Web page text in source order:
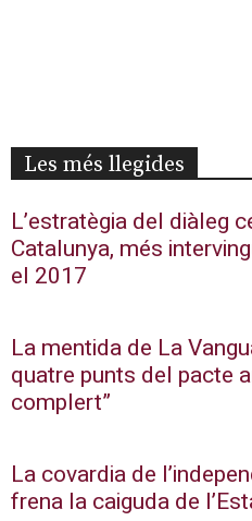
Les més llegides
L’estratègia del diàleg
Catalunya, més
el 2017
La mentida de La
quatre punts del pacte
complert”
La covardia de
frena la caiguda de